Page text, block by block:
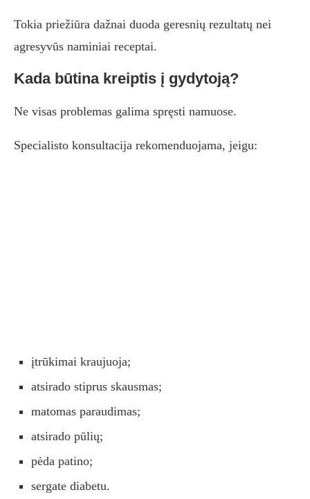
Tokia priežiūra dažnai duoda geresnių rezultatų nei
agresyvūs naminiai receptai.
Kada būtina kreiptis į gydytoją?
Ne visas problemas galima spręsti namuose.
Specialisto konsultacija rekomenduojama, jeigu:
įtrūkimai kraujuoja;
atsirado stiprus skausmas;
matomas paraudimas;
atsirado pūlių;
pėda patino;
sergate diabetu.